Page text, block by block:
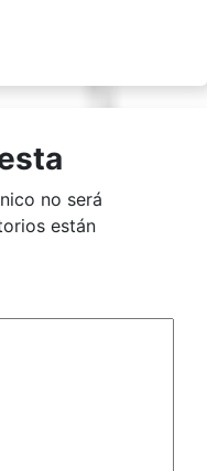
no será
están